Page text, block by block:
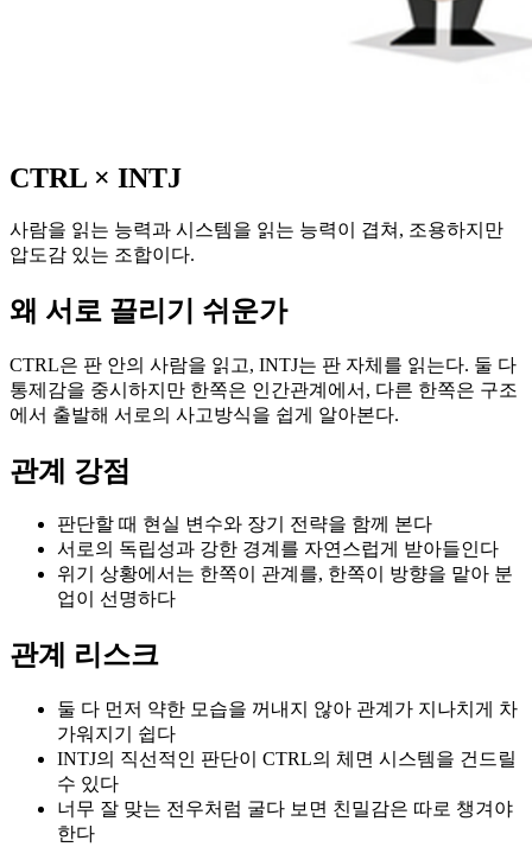
CTRL × INTJ
사람을 읽는 능력과 시스템을 읽는 능력이 겹쳐, 조용하지만
압도감 있는 조합이다.
왜 서로 끌리기 쉬운가
CTRL은 판 안의 사람을 읽고, INTJ는 판 자체를 읽는다. 둘 다
통제감을 중시하지만 한쪽은 인간관계에서, 다른 한쪽은 구조
에서 출발해 서로의 사고방식을 쉽게 알아본다.
관계 강점
판단할 때 현실 변수와 장기 전략을 함께 본다
서로의 독립성과 강한 경계를 자연스럽게 받아들인다
위기 상황에서는 한쪽이 관계를, 한쪽이 방향을 맡아 분
업이 선명하다
관계 리스크
둘 다 먼저 약한 모습을 꺼내지 않아 관계가 지나치게 차
가워지기 쉽다
INTJ의 직선적인 판단이 CTRL의 체면 시스템을 건드릴
수 있다
너무 잘 맞는 전우처럼 굴다 보면 친밀감은 따로 챙겨야
한다